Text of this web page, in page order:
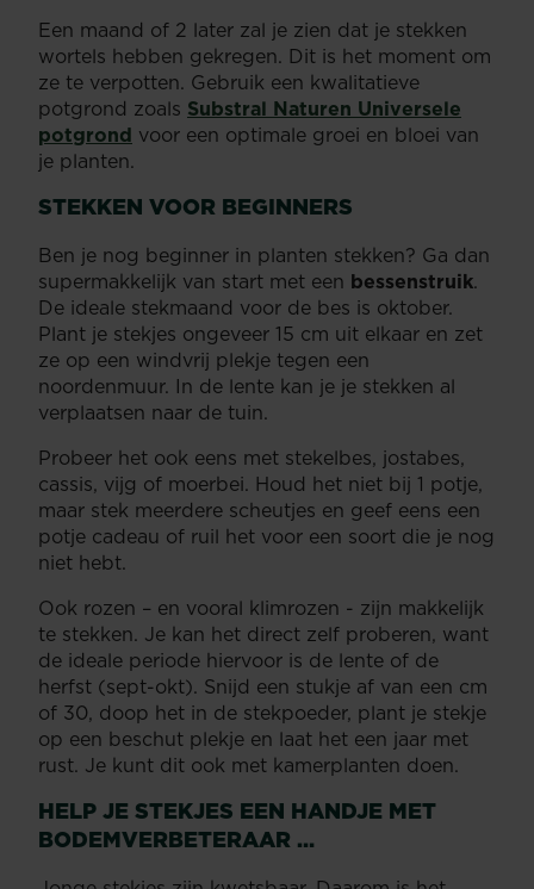
Een maand of 2 later zal je zien dat je stekken
wortels hebben gekregen. Dit is het moment om
ze te verpotten. Gebruik een kwalitatieve
potgrond zoals Substral Naturen Universele
potgrond voor een optimale groei en bloei van
je planten.
STEKKEN VOOR BEGINNERS
Ben je nog beginner in planten stekken? Ga dan
supermakkelijk van start met een bessenstruik.
De ideale stekmaand voor de bes is oktober.
Plant je stekjes ongeveer 15 cm uit elkaar en zet
ze op een windvrij plekje tegen een
noordenmuur. In de lente kan je je stekken al
verplaatsen naar de tuin.
Probeer het ook eens met stekelbes, jostabes,
cassis, vijg of moerbei. Houd het niet bij 1 potje,
maar stek meerdere scheutjes en geef eens een
potje cadeau of ruil het voor een soort die je nog
niet hebt.
Ook rozen – en vooral klimrozen - zijn makkelijk
te stekken. Je kan het direct zelf proberen, want
de ideale periode hiervoor is de lente of de
herfst (sept-okt). Snijd een stukje af van een cm
of 30, doop het in de stekpoeder, plant je stekje
op een beschut plekje en laat het een jaar met
rust. Je kunt dit ook met kamerplanten doen.
HELP JE STEKJES EEN HANDJE MET
BODEMVERBETERAAR …